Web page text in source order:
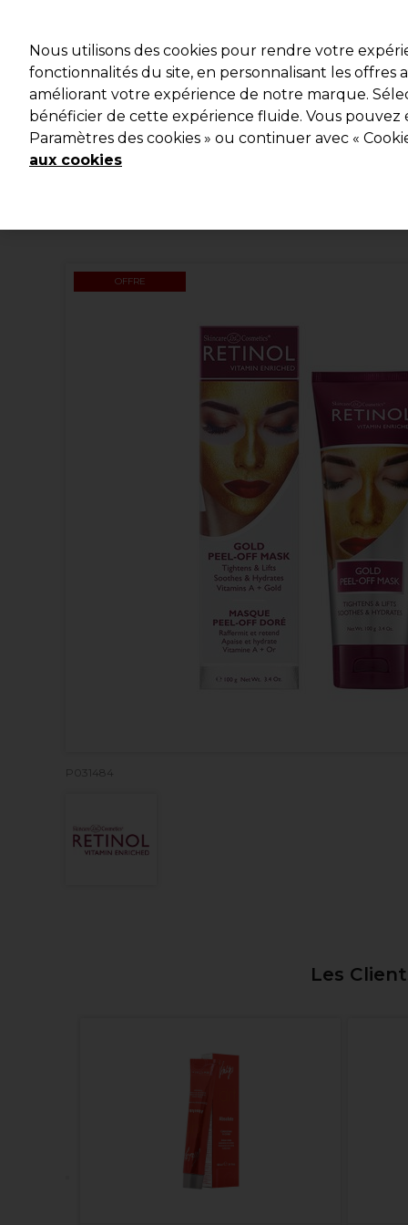
Marques
Bons plans Coiffure Electro et Matériel
Livraison et délais
OFFRE
P031484
Les
Nous utilisons des cookies pour rendre votre
fonctionnalités du site, en personnalisant les offres
améliorant votre expérience de notre marque.
bénéficier de cette expérience fluide. Vous pouvez
Paramètres des cookies » ou continuer avec «
aux cookies